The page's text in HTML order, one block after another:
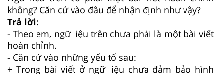
không? Căn cứ vào đâu để nhận định như vậy?
Trả lời:
- Theo em, ngữ liệu trên chưa phải là một bài viết
hoàn chỉnh.
- Căn cứ vào những yếu tố sau:
+ Trong bài viết ở ngữ liệu chưa đảm bảo hình